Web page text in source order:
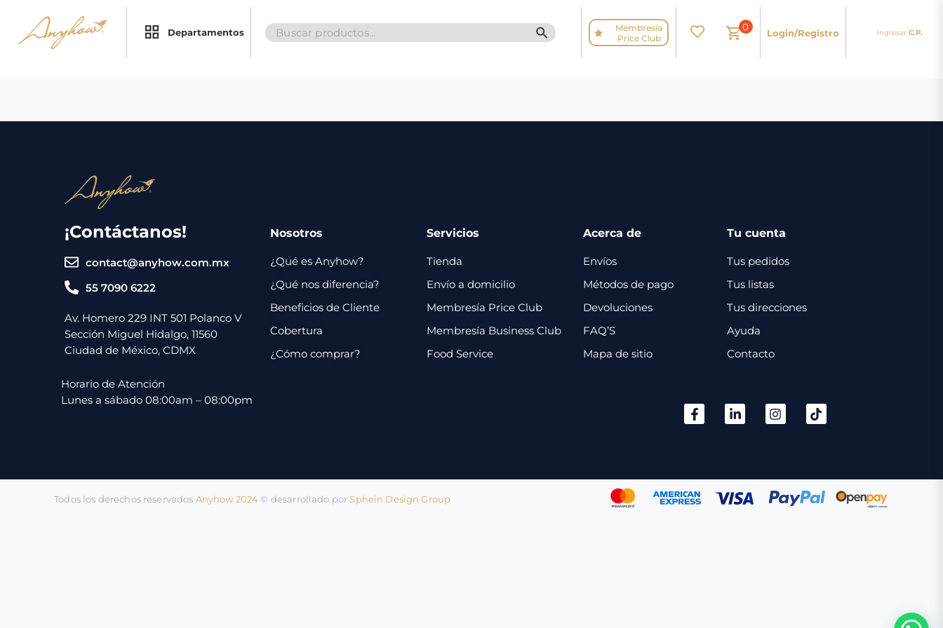
Departamentos
Search
for:
SEARCH BUTTON
Membresía
Price Club
0
Login/Registro Ingresar C.P.
¡Contáctanos!
contact@anyhow.com.mx
55 7090 6222
Av. Homero 229 INT 501 Polanco V
Sección Miguel Hidalgo, 11560
Ciudad de México, CDMX
Nosotros
¿Qué es Anyhow?
¿Qué nos diferencia?
Beneficios de Cliente
Cobertura
¿Cómo comprar?
Servicios
Tienda
Envío a domicilio
Membresía Price Club
Membresía Business Club
Food Service
Acerca de
Envíos
Métodos de pago
Devoluciones
FAQ’S
Mapa de sitio
Tu cuenta
Tus pedidos
Tus listas
Tus direcciones
Ayuda
Contacto
Horario de Atención
Lunes a sábado 08:00am – 08:00pm
Todos los derechos reservados Anyhow 2024©️ desarrollado porSphein Design Group
Promociones
Servicios
Envíos
Métodos
Contacto
Inicio
Regalos
Contacto